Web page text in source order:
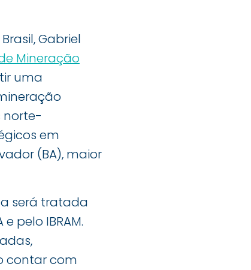
Gabriel
Mineração
uma
norte-
em
(BA), maior
será tratada
pelo IBRAM.
contar com